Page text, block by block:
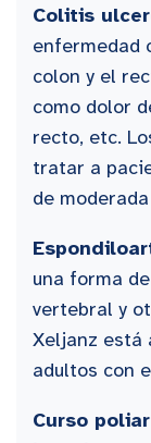
Colitis
enfermedad
colon y el
como dolor
recto, etc.
tratar a
de
una forma
vertebral y
Xeljanz está
adultos con
Curso